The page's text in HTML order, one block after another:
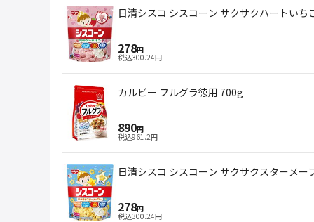
日清シスコ シスコーン サクサクハートいち
278円
税込300.24円
カルビー フルグラ徳用 700g
890円
税込961.2円
日清シスコ シスコーン サクサクスターメー
278円
税込300.24円